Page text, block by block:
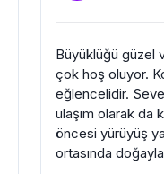
Büyüklüğü güzel
çok hoş oluyor.
eğlencelidir.
ulaşım olarak da
öncesi yürüyüş
ortasında